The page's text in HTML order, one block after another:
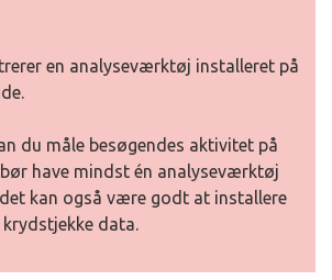
en analyseværktøj installeret på
du måle besøgendes aktivitet på
have mindst én analyseværktøj
kan også være godt at installere
data.